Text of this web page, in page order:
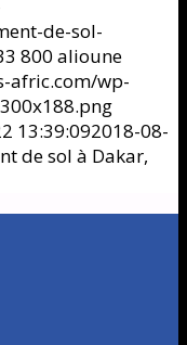
de-sol-
800 alioune
afric.com/wp-
13:39:092018-08-
de sol à Dakar,